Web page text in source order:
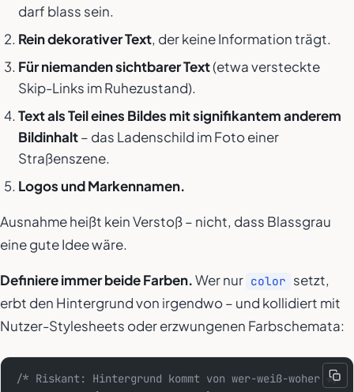
darf blass sein.
Rein dekorativer Text, der keine Information trägt.
Für niemanden sichtbarer Text(etwa versteckte
Skip-Links im Ruhezustand).
Text als Teil eines Bildes mit signifikantem anderem
Bildinhalt– das Ladenschild im Foto einer
Straßenszene.
Logos und Markennamen.
Ausnahme heißt kein Verstoß – nicht, dass Blassgrau
eine gute Idee wäre.
Definiere immer beide Farben.Wer nur color setzt,
erbt den Hintergrund von irgendwo – und kollidiert mit
Nutzer-Stylesheets oder erzwungenen Farbschemata:
/* Riskant: Hintergrund kommt von wer-weiß-woher */